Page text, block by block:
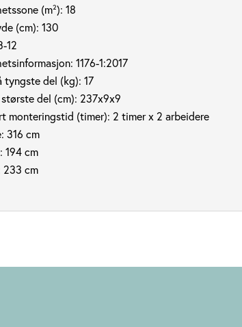
(m²): 18
(cm): 130
12
1176-1:2017
tyngste del (kg): 17
del (cm): 237x9x9
monteringstid (timer): 2 timer x 2 arbeidere
316 cm
194 cm
233 cm